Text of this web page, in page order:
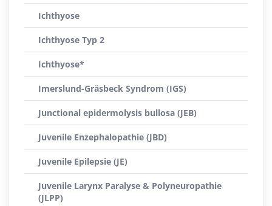
Ichthyose
Ichthyose Typ 2
Ichthyose*
Imerslund-Gräsbeck Syndrom (IGS)
Junctional epidermolysis bullosa (JEB)
Juvenile Enzephalopathie (JBD)
Juvenile Epilepsie (JE)
Juvenile Larynx Paralyse & Polyneuropathie
(JLPP)